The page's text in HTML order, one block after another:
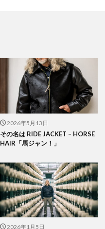
2026年5月13日
その名は RIDE JACKET – HORSE
HAIR「馬ジャン！」
2026年1月5日